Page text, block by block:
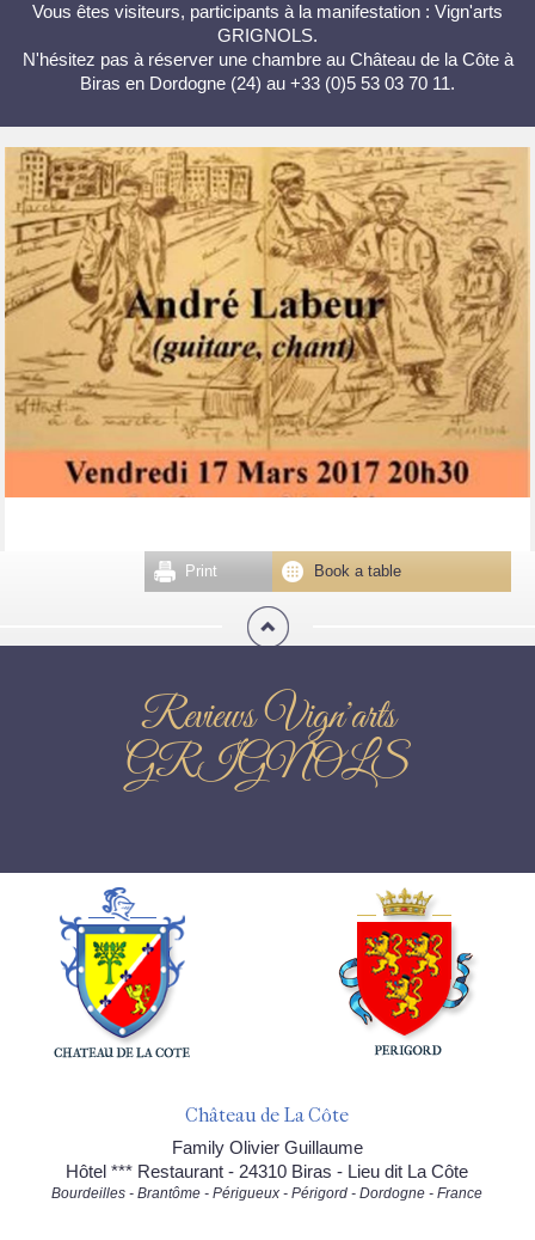
Vous êtes visiteurs, participants à la manifestation : Vign'arts
GRIGNOLS.
N'hésitez pas à réserver une chambre au Château de la Côte à
Biras en Dordogne (24) au +33 (0)5 53 03 70 11.
Book a table
Print
Reviews Vign'arts
GRIGNOLS
Château de La Côte
Family Olivier Guillaume
Hôtel *** Restaurant - 24310 Biras - Lieu dit La Côte
Bourdeilles - Brantôme - Périgueux - Périgord - Dordogne - France